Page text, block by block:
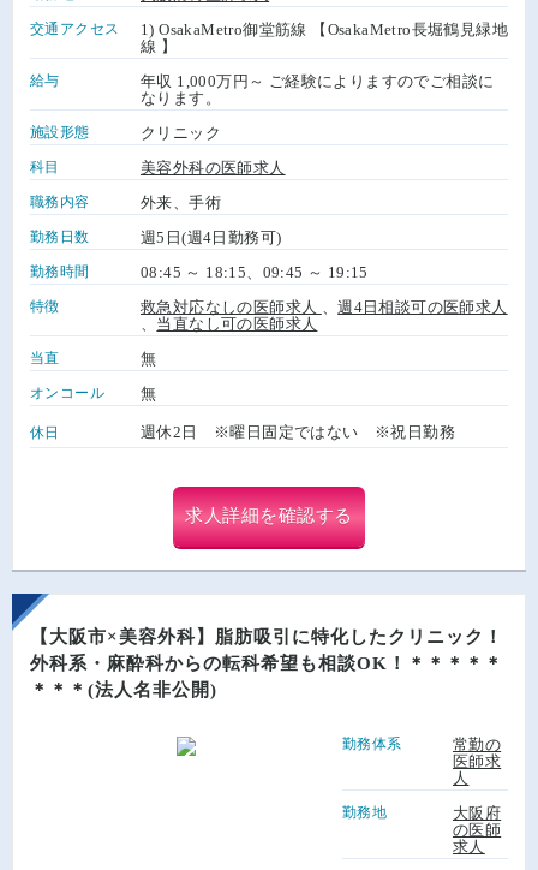
交通アクセス
1) OsakaMetro御堂筋線 【OsakaMetro長堀鶴見緑地
線 】
給与
年収 1,000万円～ ご経験によりますのでご相談に
なります。
施設形態 クリニック
科目 美容外科の医師求人
職務内容 外来、手術
勤務日数 週5日(週4日勤務可)
勤務時間 08:45 ～ 18:15、09:45 ～ 19:15
特徴 救急対応なしの医師求人 、週4日相談可の医師求人
当直なし可の医師求人
当直 無
オンコール 無
休日 週休2日 ※曜日固定ではない ※祝日勤務
求人詳細を確認する
【大阪市×美容外科】脂肪吸引に特化したクリニック！
外科系・麻酔科からの転科希望も相談OK！＊＊＊＊＊
＊＊＊(法人名非公開)
勤務体系
常勤の
医師求
人
勤務地
大阪府
の医師
求人